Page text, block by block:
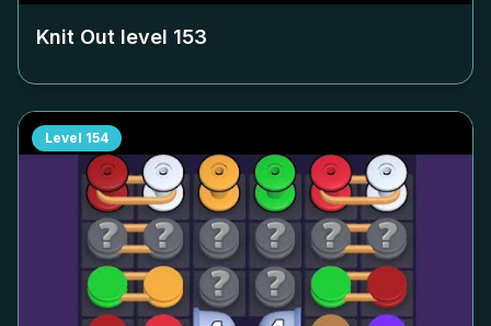
Knit Out level 153
Level 154